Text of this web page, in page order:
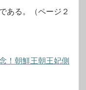
ある。（ページ２
！朝鮮王朝王妃側